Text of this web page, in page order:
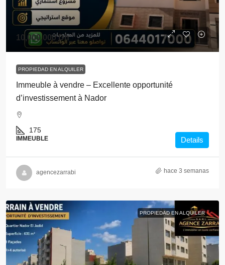
10,000,000 Dh
PROPIEDAD EN ALQUILER
Immeuble à vendre – Excellente opportunité
d’investissement à Nador
175
IMMEUBLE Details
agencezarrabi hace 3 semanas
PROPIEDAD EN ALQUILER